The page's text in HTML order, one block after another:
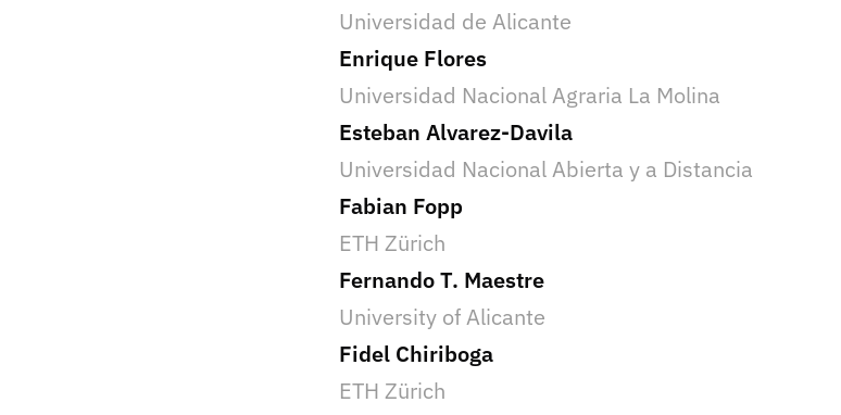
Universidad de Alicante
Enrique Flores
Universidad Nacional Agraria La Molina
Esteban Alvarez-Davila
Universidad Nacional Abierta y a Distancia
Fabian Fopp
ETH Zürich
Fernando T. Maestre
University of Alicante
Fidel Chiriboga
ETH Zürich